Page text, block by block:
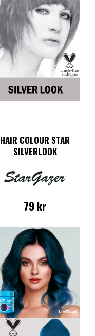
HAIR COLOUR STAR
SILVERLOOK
79 kr